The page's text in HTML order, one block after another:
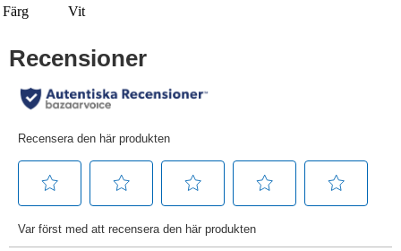
Färg
Vit